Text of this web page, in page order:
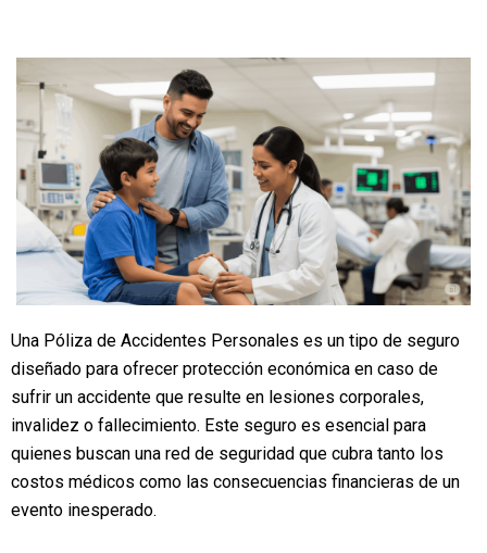
Una Póliza de Accidentes Personales es un tipo de seguro
diseñado para ofrecer protección económica en caso de
sufrir un accidente que resulte en lesiones corporales,
invalidez o fallecimiento. Este seguro es esencial para
quienes buscan una red de seguridad que cubra tanto los
costos médicos como las consecuencias financieras de un
evento inesperado.